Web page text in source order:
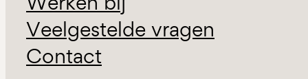
Veelgestelde vragen
Contact